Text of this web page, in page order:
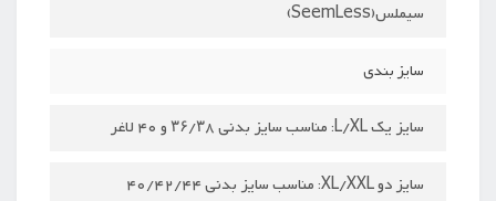
سیملس(SeemLess)
سایز بندی
سایز یک L/XL: مناسب سایز بدنی ۳۶/۳8 و 40 لاغر
سایز دو XL/XXL: مناسب سایز بدنی 40/42/44